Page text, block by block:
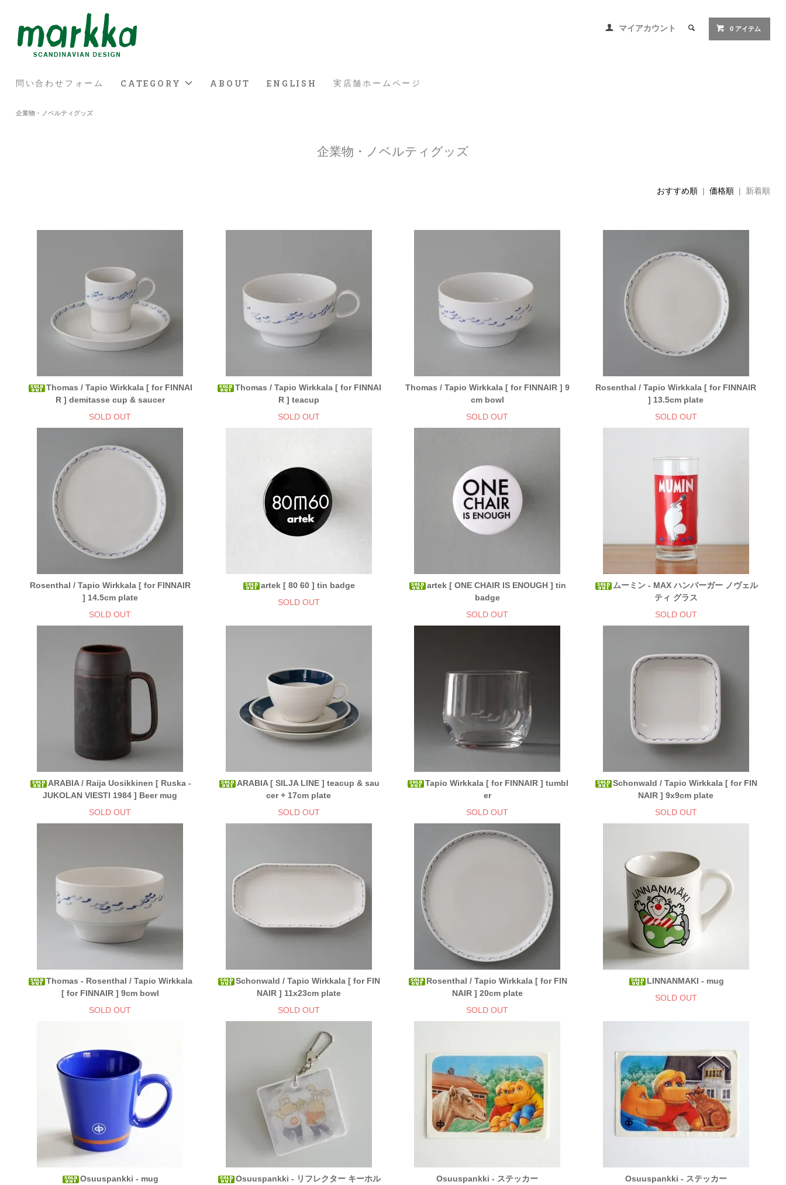
マイアカウント 0 アイテム
問い合わせフォーム CATEGORY ABOUT ENGLISH 実店舗ホームページ
企業物・ノベルティグッズ
企業物・ノベルティグッズ
おすすめ順 |価格順 | 新着順
Thomas / Tapio Wirkkala [ for FINNAI
R ] demitasse cup & saucer
SOLD OUT
Thomas / Tapio Wirkkala [ for FINNAI
R ] teacup
SOLD OUT
Thomas / Tapio Wirkkala [ for FINNAIR ] 9
cm bowl
SOLD OUT
Rosenthal / Tapio Wirkkala [ for FINNAIR
] 13.5cm plate
SOLD OUT
Rosenthal / Tapio Wirkkala [ for FINNAIR
] 14.5cm plate
SOLD OUT
artek [ 80 60 ] tin badge
SOLD OUT
artek [ ONE CHAIR IS ENOUGH ] tin
badge
SOLD OUT
ムーミン - MAX ハンバーガー ノヴェル
ティ グラス
SOLD OUT
ARABIA / Raija Uosikkinen [ Ruska -
JUKOLAN VIESTI 1984 ] Beer mug
SOLD OUT
ARABIA [ SILJA LINE ] teacup & sau
cer + 17cm plate
SOLD OUT
Tapio Wirkkala [ for FINNAIR ] tumbl
er
SOLD OUT
Schonwald / Tapio Wirkkala [ for FIN
NAIR ] 9x9cm plate
SOLD OUT
Thomas - Rosenthal / Tapio Wirkkala
[ for FINNAIR ] 9cm bowl
SOLD OUT
Schonwald / Tapio Wirkkala [ for FIN
NAIR ] 11x23cm plate
SOLD OUT
Rosenthal / Tapio Wirkkala [ for FIN
NAIR ] 20cm plate
SOLD OUT
LINNANMAKI - mug
SOLD OUT
Osuuspankki - mug
Osuuspankki - リフレクター キーホル
Osuuspankki - ステッカー
Osuuspankki - ステッカー